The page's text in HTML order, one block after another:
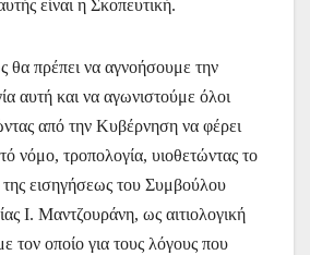
είναι η Σκοπευτική.
θα πρέπει να αγνοήσουμε την
αυτή και να αγωνιστούμε όλοι
από την Κυβέρνηση να φέρει
νόμο, τροπολογία, υιοθετώντας το
της εισηγήσεως του Συμβούλου
Ι. Μαντζουράνη, ως αιτιολογική
τον οποίο για τους λόγους που